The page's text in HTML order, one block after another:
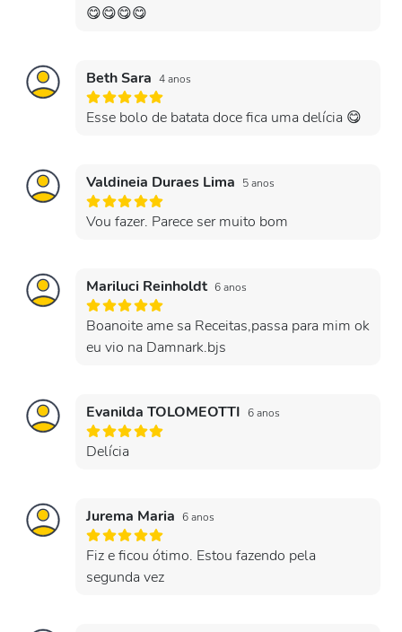
😋😋😋😋
Beth Sara 4 anos
Esse bolo de batata doce fica uma delícia 😋
Valdineia Duraes Lima 5 anos
Vou fazer. Parece ser muito bom
Mariluci Reinholdt 6 anos
Boanoite ame sa Receitas,passa para mim ok
eu vio na Damnark.bjs
Evanilda TOLOMEOTTI 6 anos
Delícia
Jurema Maria 6 anos
Fiz e ficou ótimo. Estou fazendo pela
segunda vez